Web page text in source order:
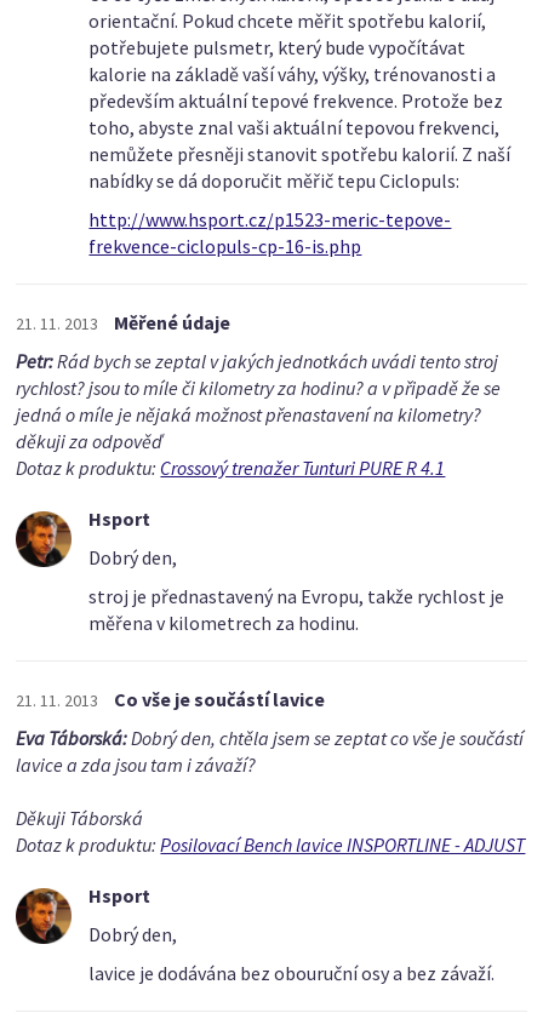
orientační. Pokud chcete měřit spotřebu kalorií,
potřebujete pulsmetr, který bude vypočítávat
kalorie na základě vaší váhy, výšky, trénovanosti a
především aktuální tepové frekvence. Protože bez
toho, abyste znal vaši aktuální tepovou frekvenci,
nemůžete přesněji stanovit spotřebu kalorií. Z naší
nabídky se dá doporučit měřič tepu Ciclopuls:
http://www.hsport.cz/p1523-meric-tepove-
frekvence-ciclopuls-cp-16-is.php
21. 11. 2013
Měřené údaje
Petr:Rád bych se zeptal v jakých jednotkách uvádi tento stroj
rychlost? jsou to míle či kilometry za hodinu? a v připadě že se
jedná o míle je nějaká možnost přenastavení na kilometry?
děkuji za odpověď
Dotaz k produktu: Crossový trenažer Tunturi PURE R 4.1
Hsport
Dobrý den,
stroj je přednastavený na Evropu, takže rychlost je
měřena v kilometrech za hodinu.
21. 11. 2013
Co vše je součástí lavice
Eva Táborská:Dobrý den, chtěla jsem se zeptat co vše je součástí
lavice a zda jsou tam i závaží?
Děkuji Táborská
Dotaz k produktu:Posilovací Bench lavice INSPORTLINE - ADJUST
Hsport
Dobrý den,
lavice je dodávána bez obouruční osy a bez závaží.